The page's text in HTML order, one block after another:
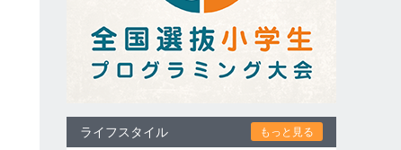
ライフスタイル もっと見る